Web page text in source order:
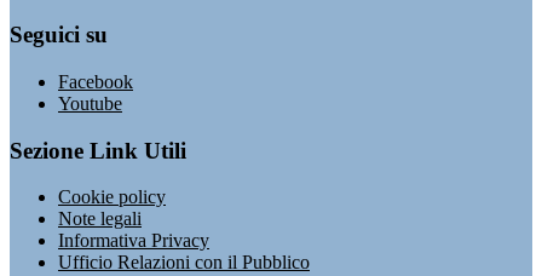
Seguici su
Facebook
Youtube
Sezione Link Utili
Cookie policy
Note legali
Informativa Privacy
Ufficio Relazioni con il Pubblico